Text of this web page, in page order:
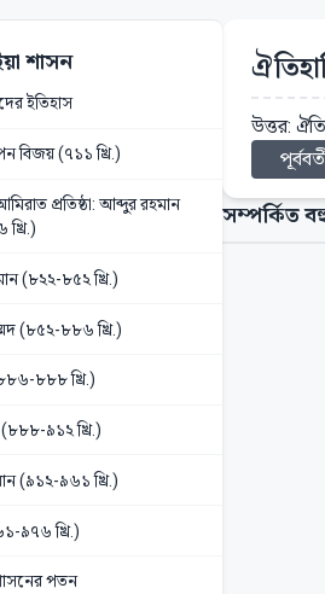
শাসন
ইতিহাস
বিজয় (৭১১ খ্রি.)
প্রতিষ্ঠা: আব্দুর রহমান
(৮২২-৮৫২ খ্রি.)
(৮৫২-৮৮৬ খ্রি.)
৮৮৮ খ্রি.)
৯১২ খ্রি.)
(৯১২-৯৬১ খ্রি.)
৯৭৬ খ্রি.)
পতন
উত্তর:
সম্পর্কিত